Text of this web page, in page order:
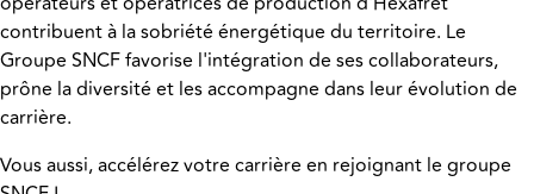
contribuent à la sobriété énergétique du territoire. Le
Groupe SNCF favorise l'intégration de ses collaborateurs,
prône la diversité et les accompagne dans leur évolution de
carrière.
Vous aussi, accélérez votre carrière en rejoignant le groupe